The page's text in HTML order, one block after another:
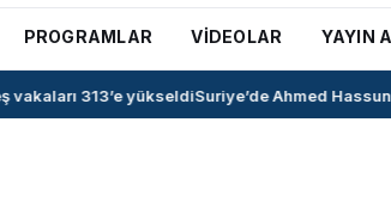
PROGRAMLAR VİDEOLAR YAYIN
313’e yükseldiSuriye’de Ahmed